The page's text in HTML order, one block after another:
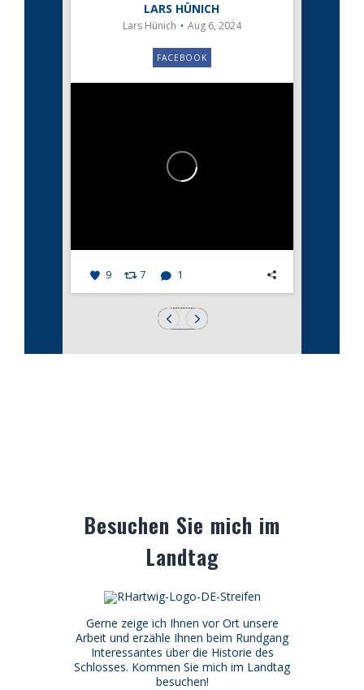
LARS HÜNICH
Lars Hünich Aug 6, 2024
FACEBOOK
9 7 1
Besuchen Sie mich im
Landtag
Gerne zeige ich Ihnen vor Ort unsere
Arbeit und erzähle Ihnen beim Rundgang
Interessantes über die Historie des
Schlosses. Kommen Sie mich im Landtag
besuchen!